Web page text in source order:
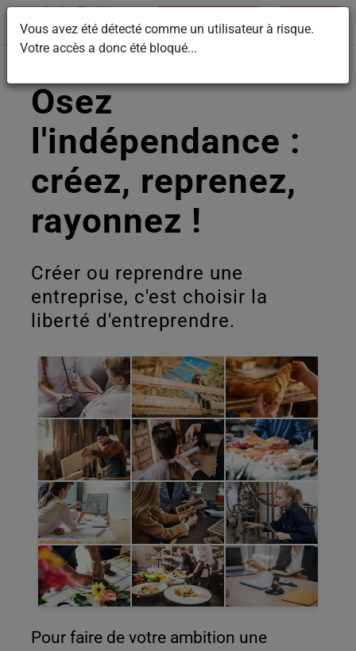
Nous contacter
Osez
l'indépendance :
créez, reprenez,
rayonnez !
Créer ou reprendre une
entreprise, c'est choisir la
liberté d'entreprendre.
Pour faire de votre ambition une
Vous avez été détecté comme un utilisateur à risque.
Votre accès a donc été bloqué...